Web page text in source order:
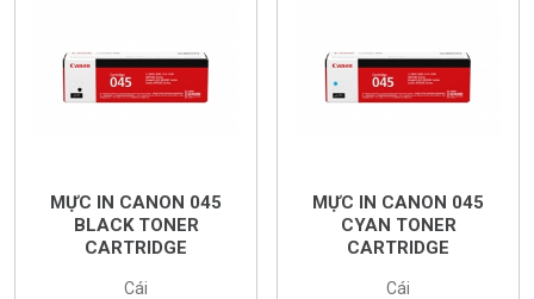
MỰC IN CANON 045
BLACK TONER
CARTRIDGE
Cái
MỰC IN CANON 045
CYAN TONER
CARTRIDGE
Cái